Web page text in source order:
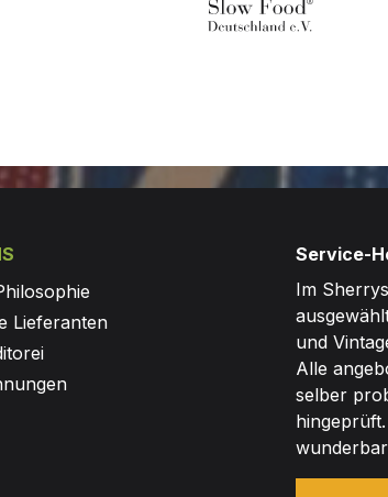
Lieferanten
Service-
Im
und
Alle
selber